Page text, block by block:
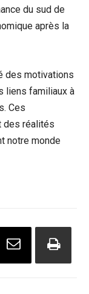
du sud de
après la
des motivations
liens familiaux à
Ces
des réalités
notre monde